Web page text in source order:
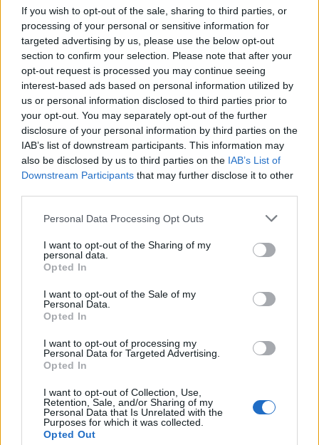
If you wish to opt-out of the sale, sharing to third parties, or
processing of your personal or sensitive information for
targeted advertising by us, please use the below opt-out
section to confirm your selection. Please note that after your
opt-out request is processed you may continue seeing
interest-based ads based on personal information utilized by
us or personal information disclosed to third parties prior to
your opt-out. You may separately opt-out of the further
disclosure of your personal information by third parties on the
IAB’s list of downstream participants. This information may
also be disclosed by us to third parties on the IAB’s List of
Downstream Participants that may further disclose it to other
Please note that this website/app uses one or more Google
not limited to your visit or usage behaviour. You may click to
grant or deny consent to Google and its third-party tags to
use your data for below specified purposes in below Google
consent section.
Personal Data Processing Opt Outs
I want to opt-out of the Sharing of my
personal data.
Opted In
I want to opt-out of the Sale of my
Personal Data.
Opted In
I want to opt-out of processing my
Personal Data for Targeted Advertising.
Opted In
I want to opt-out of Collection, Use,
Retention, Sale, and/or Sharing of my
Personal Data that Is Unrelated with the
Purposes for which it was collected.
Opted Out
επιτόπια έρευνα «διαπιστώθηκε αστάθεια στο
πεδίο καθώς υπάρχουν καπνοί και έντονη
θερμότητα αλλά και μια άσπρη ουσία άγνωστης